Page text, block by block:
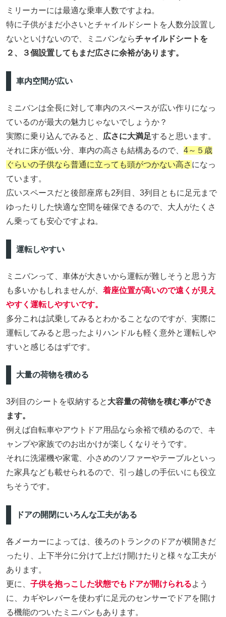
ミリーカーには最適な乗車人数ですよね。
特に子供がまだ小さいとチャイルドシートを人数分設置し
ないといけないので、ミニバンならチャイルドシートを
２、３個設置してもまだ広さに余裕があります。
車内空間が広い
ミニバンは全長に対して車内のスペースが広い作りになっ
ているのが最大の魅力じゃないでしょうか？
実際に乗り込んでみると、 広さに大満足すると思います。
それに床が低い分、車内の高さも結構あるので、 4～５歳
ぐらいの子供なら普通に立っても頭がつかない高さ になっ
ています。
広いスペースだと後部座席も2列目、3列目ともに足元まで
ゆったりした快適な空間を確保できるので、大人がたくさ
ん乗っても安心ですよね。
運転しやすい
ミニバンって、車体が大きいから運転が難しそうと思う方
も多いかもしれませんが、 着座位置が高いので遠くが見え
やすく運転しやすいです。
多分これは試乗してみるとわかることなのですが、実際に
運転してみると思ったよりハンドルも軽く意外と運転しや
すいと感じるはずです。
大量の荷物を積める
3列目のシートを収納すると 大容量の荷物を積む事ができ
ます。
例えば自転車やアウトドア用品なら余裕で積めるので、キ
ャンプや家族でのお出かけが楽しくなりそうです。
それに洗濯機や家電、小さめのソファーやテーブルといっ
た家具なども載せられるので、引っ越しの手伝いにも役立
ちそうです。
ドアの開閉にいろんな工夫がある
各メーカーによっては、後ろのトランクのドアが横開きだ
ったり、上下半分に分けて上だけ開けたりと様々な工夫が
あります。
更に、 子供を抱っこした状態でもドアが開けられるよう
に、カギやレバーを使わずに足元のセンサーでドアを開け
る機能のついたミニバンもあります。